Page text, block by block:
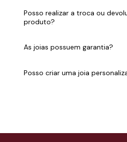
Posso realizar a troca ou
produto?
As joias possuem garantia?
Posso criar uma joia